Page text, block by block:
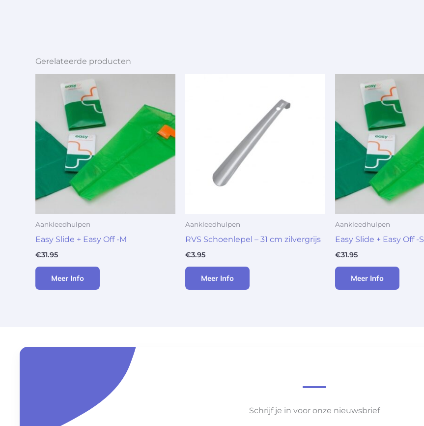
Gerelateerde producten
Aankleedhulpen
Easy Slide + Easy Off -M
€31.95
Meer Info
Aankleedhulpen
RVS Schoenlepel – 31 cm zilvergrijs
€3.95
Meer Info
Aankleedhulpen
Easy Slide + Easy Off -S
€31.95
Meer Info
Schrijf je in voor onze nieuwsbrief